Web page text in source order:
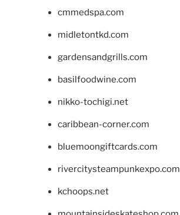
cmmedspa.com
midletontkd.com
gardensandgrills.com
basilfoodwine.com
nikko-tochigi.net
caribbean-corner.com
bluemoongiftcards.com
rivercitysteampunkexpo.com
kchoops.net